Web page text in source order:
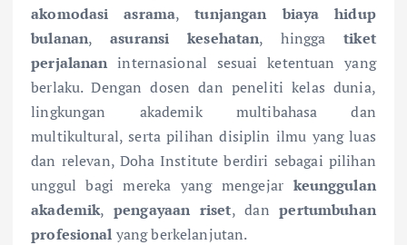
akomodasi asrama,tunjangan biaya hidup
bulanan,asuransi kesehatan, hinggatiket
perjalanan internasional sesuai ketentuan yang
berlaku. Dengan dosen dan peneliti kelas dunia,
lingkungan akademik multibahasa dan
multikultural, serta pilihan disiplin ilmu yang luas
dan relevan, Doha Institute berdiri sebagai pilihan
unggul bagi mereka yang mengejar keunggulan
akademik, pengayaan riset, danpertumbuhan
profesional yang berkelanjutan.